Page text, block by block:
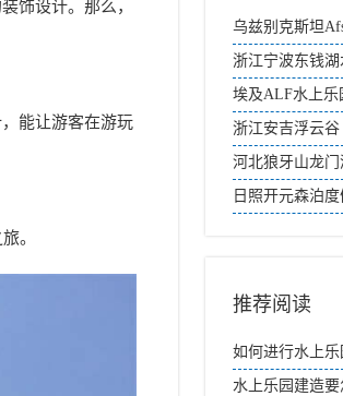
饰设计。那么，
能让游客在游玩
。
乌兹别克斯坦
Aqua Park
浙江宁波东钱湖
埃及ALF水上乐
浙江安吉浮云谷
河北狼牙山龙门
日照开元森泊度
推荐阅读
如何进行水上
测？
水上乐园建造要